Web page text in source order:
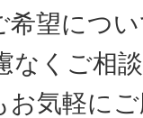
望につ
なくご相
気軽に